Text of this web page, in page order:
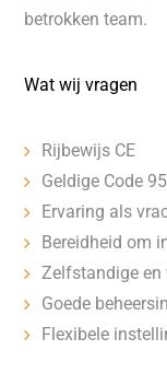
betrokken team.
Wat wij vragen
Rijbewijs CE
Geldige Code
Ervaring als
Bereidheid om
Zelfstandige en
Goede
Flexibele